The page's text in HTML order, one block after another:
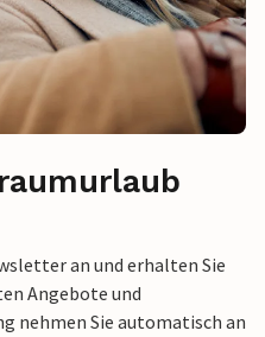
an und erhalten Sie
Angebote und
nehmen Sie automatisch an